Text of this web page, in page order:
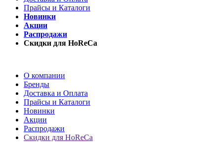
Прайсы и Каталоги
Новинки
Акции
Распродажи
Скидки для HoReCa
О компании
Бренды
Доставка и Оплата
Прайсы и Каталоги
Новинки
Акции
Распродажи
Скидки для HoReCa